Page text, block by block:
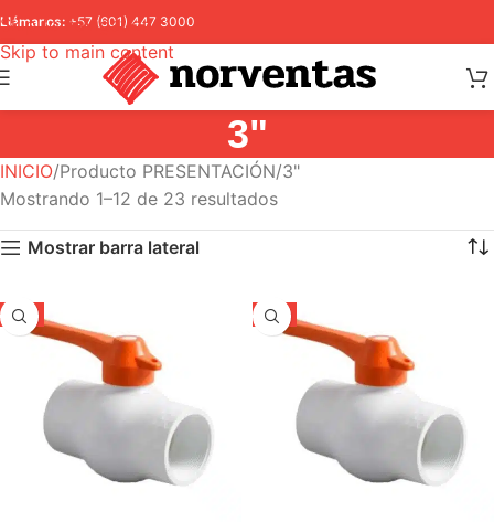
Skip to navigation
Skip to main content
Llámanos: +57 (601) 447 3000
3"
INICIO Producto PRESENTACIÓN 3"
Mostrando 1–12 de 23 resultados
Mostrar barra lateral
-5% -5%